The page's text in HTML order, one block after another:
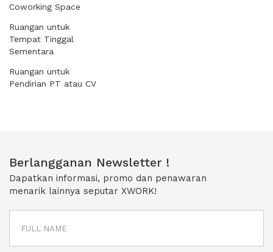
Coworking Space
Ruangan untuk
Tempat Tinggal
Sementara
Ruangan untuk
Pendirian PT atau CV
Berlangganan Newsletter !
Dapatkan informasi, promo dan penawaran
menarik lainnya seputar XWORK!